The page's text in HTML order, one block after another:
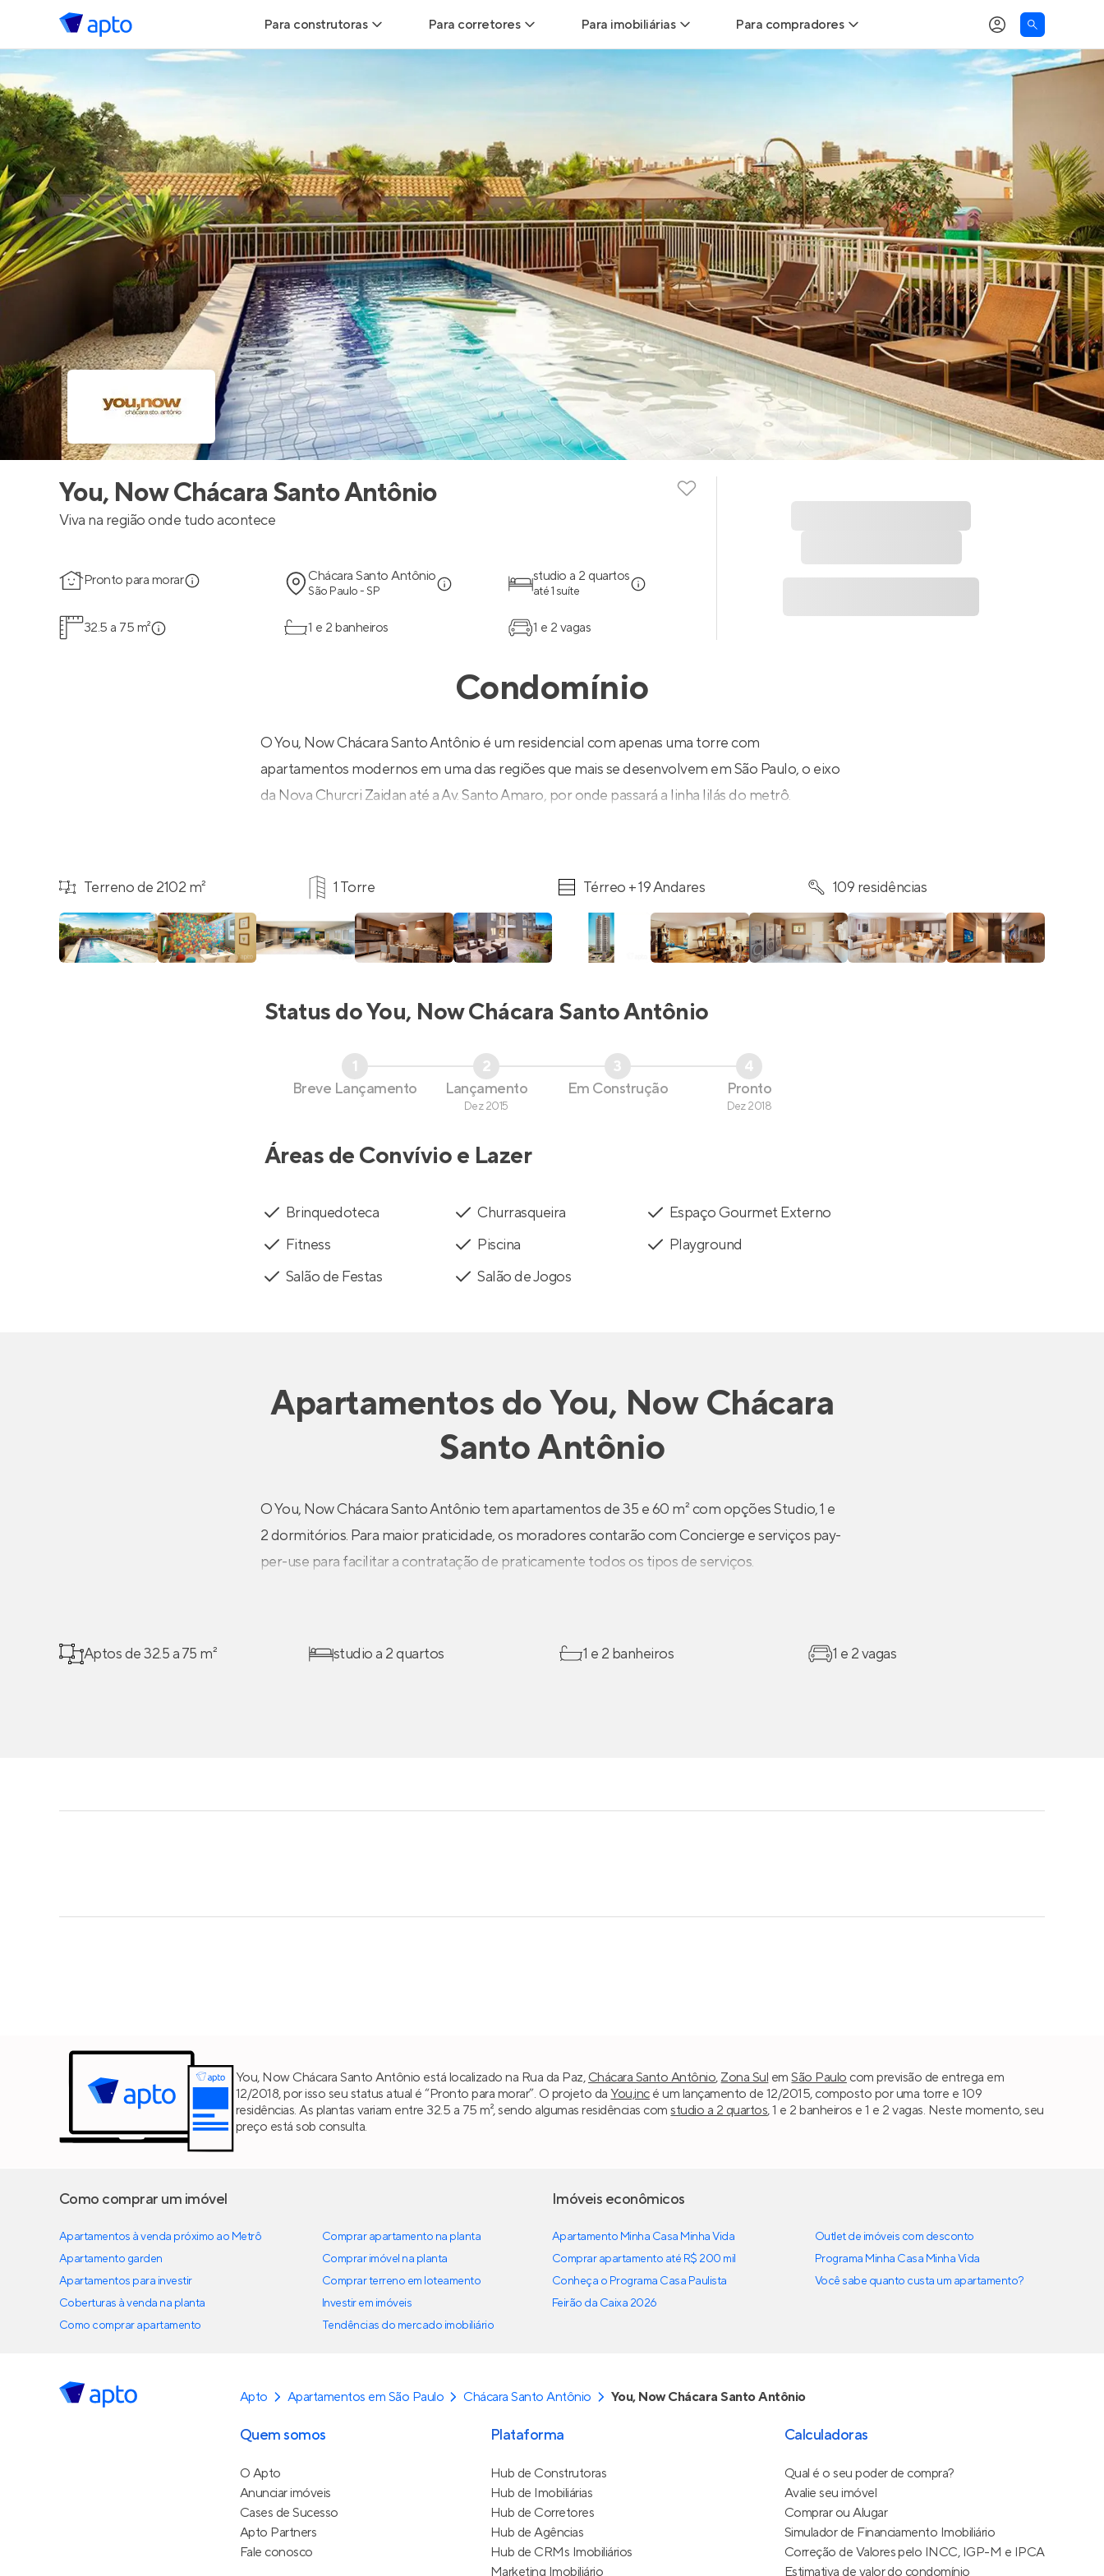
Para construtoras
Geração de Vendas
Maiores Construtoras
Parcerias Imobiliárias
Anunciar Imóveis
Para corretores
Leads para Corretores
Parcerias imobiliárias
Hub de Corretores
Perfil Verificado
Anunciar imóveis
Para imobiliárias
Leads para Imobiliárias
Anunciar imóveis
Para compradores
Comprar x Alugar
Correção do INCC
Simulador de Financiamento
Encontre um corretor
You, Now Chácara Santo Antônio
Viva na região onde tudo acontece
Pronto para morar Chácara Santo Antônio
São Paulo - SP
studio a 2 quartos
até 1 suíte
32.5 a 75 m² 1 e 2 banheiros 1 e 2 vagas
Condomínio
O You, Now Chácara Santo Antônio é um residencial com apenas uma torre com
apartamentos modernos em uma das regiões que mais se desenvolvem em São Paulo, o eixo
da Nova Churcri Zaidan até a Av. Santo Amaro, por onde passará a linha lilás do metrô.
Terreno de 2102 m² 1 Torre Térreo + 19 Andares 109 residências
Status doYou, Now Chácara Santo Antônio
1
Breve Lançamento
2
Lançamento
Dez 2015
3
Em Construção
4
Pronto
Dez 2018
Áreas de Convívio e Lazer
Brinquedoteca Churrasqueira
Espaço Gourmet Externo
Fitness
Piscina
Playground
Salão de Festas
Salão de Jogos
Apartamentos doYou, Now Chácara
Santo Antônio
O You, Now Chácara Santo Antônio tem apartamentos de 35 e 60 m² com opções Studio, 1 e
2 dormitórios. Para maior praticidade, os moradores contarão com Concierge e serviços pay-
per-use para facilitar a contratação de praticamente todos os tipos de serviços.
Aptos de 32.5 a 75 m² studio a 2 quartos 1 e 2 banheiros 1 e 2 vagas
You, Now Chácara Santo Antônio está localizado na Rua da Paz, Chácara Santo Antônio, Zona Sul emSão Paulo com previsão de entrega em
12/2018, por isso seu status atual é “Pronto para morar”. O projeto da You,incé um lançamento de 12/2015, composto por uma torre e 109
residências. As plantas variam entre 32.5 a 75 m², sendo algumas residências comstudio a 2 quartos, 1 e 2 banheiros e 1 e 2 vagas. Neste momento, seu
preço está sob consulta.
Como comprar um imóvel
Apartamentos à venda próximo ao Metrô
Apartamento garden
Apartamentos para investir
Coberturas à venda na planta
Como comprar apartamento
Comprar apartamento na planta
Comprar imóvel na planta
Comprar terreno em loteamento
Investir em imóveis
Tendências do mercado imobiliário
Imóveis econômicos
Apartamento Minha Casa Minha Vida
Comprar apartamento até R$ 200 mil
Conheça o Programa Casa Paulista
Feirão da Caixa 2026
Outlet de imóveis com desconto
Programa Minha Casa Minha Vida
Você sabe quanto custa um apartamento?
Apto Apartamentos em São Paulo Chácara Santo Antônio You, Now Chácara Santo Antônio
Quem somos
O Apto
Anunciar imóveis
Cases de Sucesso
Apto Partners
Fale conosco
Plataforma
Hub de Construtoras
Hub de Imobiliárias
Hub de Corretores
Hub de Agências
Hub de CRMs Imobiliários
Marketing Imobiliário
Calculadoras
Qual é o seu poder de compra?
Avalie seu imóvel
Comprar ou Alugar
Simulador de Financiamento Imobiliário
Correção de Valores pelo INCC, IGP-M e IPCA
Estimativa de valor do condomínio